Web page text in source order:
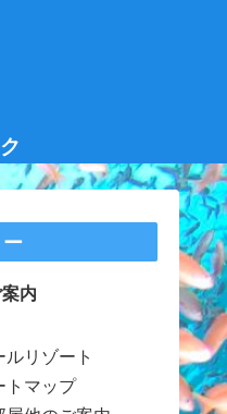
内
リゾート
トマップ